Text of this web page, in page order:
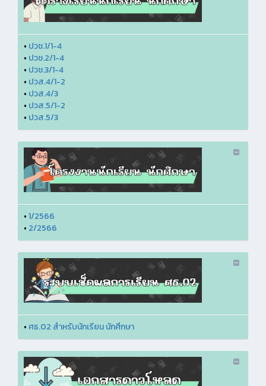
• ปวช.1/1-4
• ปวช.2/1-4
• ปวช.3/1-4
• ปวส.4/1-2
• ปวส.4/3
• ปวส.5/1-2
• ปวส.5/3
•1/2566
• 2/2566
• ศธ.02 สำหรับนักเรียน นักศึกษา